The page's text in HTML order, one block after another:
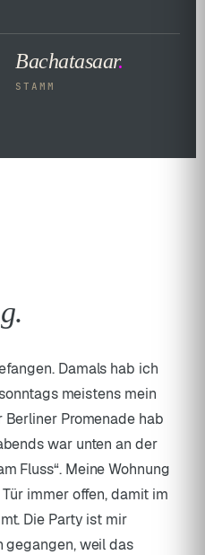
Bachatasaar.
STAMM
Damals hab ich
meistens mein
Promenade hab
war unten an der
Fluss“. Meine Wohnung
immer offen, damit im
Die Party ist mir
gegangen, weil das